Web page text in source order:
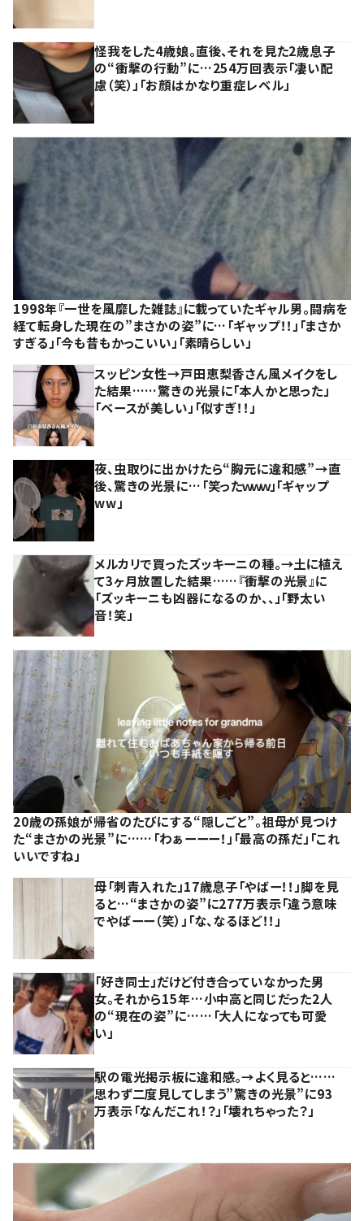
怪我をした4歳娘。直後、それを見た2歳息子
の“衝撃の行動”に…254万回表示「凄い配
慮（笑）」「お顔はかなり重症レベル」
1998年『一世を風靡した雑誌』に載っていたギャル男。闘病を
経て転身した現在の”まさかの姿”に…「ギャップ！！」「まさか
すぎる」「今も昔もかっこいい」「素晴らしい」
スッピン女性→戸田恵梨香さん風メイクをし
た結果……驚きの光景に「本人かと思った」
「ベースが美しい」「似すぎ！！」
夜、虫取りに出かけたら“胸元に違和感”→直
後、驚きの光景に…「笑ったｗｗｗ」「ギャップ
ww」
メルカリで買ったズッキーニの種。→土に植え
て3ヶ月放置した結果……『衝撃の光景』に
「ズッキーニも凶器になるのか、、」「野太い
音！笑」
20歳の孫娘が帰省のたびにする“隠しごと”。祖母が見つけ
た“まさかの光景”に……「わぁーーー！」「最高の孫だ」「これ
いいですね」
母「刺青入れた」17歳息子「やばー！！」脚を見
ると…“まさかの姿”に277万表示「違う意味
でやばーー（笑）」「な、なるほど！！」
「好き同士」だけど付き合っていなかった男
女。それから15年…小中高と同じだった2人
の“現在の姿”に……「大人になっても可愛
い」
駅の電光掲示板に違和感。→よく見ると……
思わず二度見してしまう”驚きの光景”に93
万表示「なんだこれ！？」「壊れちゃった？」